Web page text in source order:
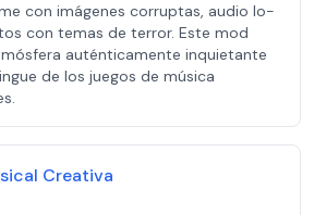
con imágenes corruptas, audio lo-
con temas de terror. Este mod
auténticamente inquietante
de los juegos de música
Creativa